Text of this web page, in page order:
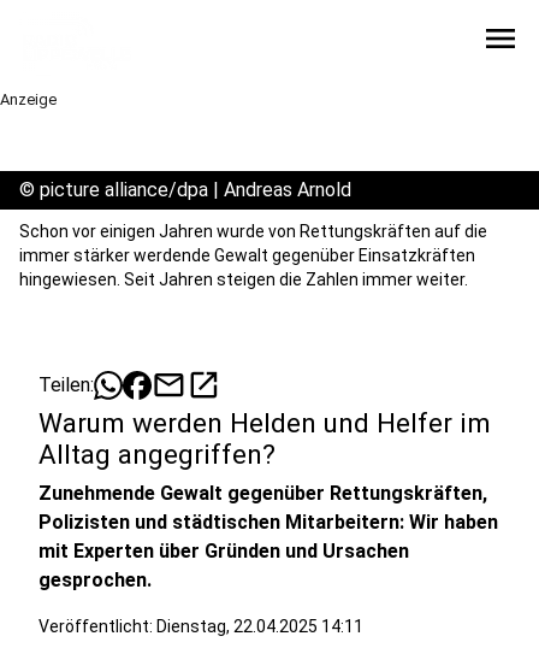
menu
Anzeige
© picture alliance/dpa | Andreas Arnold
Schon vor einigen Jahren wurde von Rettungskräften auf die
immer stärker werdende Gewalt gegenüber Einsatzkräften
hingewiesen. Seit Jahren steigen die Zahlen immer weiter.
Teilen: mailopen_in_new
Warum werden Helden und Helfer im
Alltag angegriffen?
Zunehmende Gewalt gegenüber Rettungskräften,
Polizisten und städtischen Mitarbeitern: Wir haben
mit Experten über Gründen und Ursachen
gesprochen.
Veröffentlicht: Dienstag, 22.04.2025 14:11